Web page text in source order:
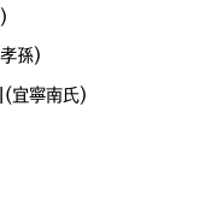
孫)
(宜寧南氏)